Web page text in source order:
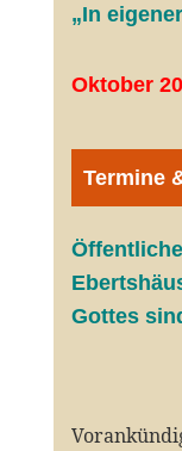
„In
Oktober
Termine
Gottes